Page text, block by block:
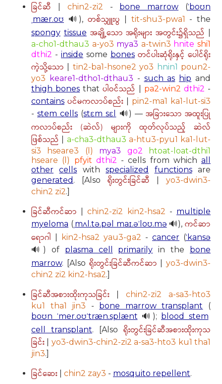
ခြင်ဆီ chin2-zi2 - bone marrow (ˈboʊn
ˌmær.oʊ 🔊),တစ်သျှူးပွ tit-shu3-pwa1 - the
spongy tissue အချို့သော အရိုးများ အတွင်း၌ရှိသည်
a-cho1-dthau3 a-yo3 mya3 a-twin3 hnite shi1
dthi2 - inside some bones တင်ပါးဆုံရိုးနှင့် ပေါင်ရိုး
ကဲ့သို့သော
tin2-ba1-hsone2 yo3 hnin1 poun2-
yo3
keare1-dtho1-dthau3 - such as hip and
thigh bones thatပါဝင်သည် pa2-win2 dthi2 -
contains ပင်မကလာပ်စည်း
pin2-ma1 ka1-lut-si3
-stem cells (stɛm sɛl 🔊) — အခြားသော အထူးပြု
ကလာပ်စည်း (ဆဲလ်) များကို ထုတ်လုပ်သည့် ဆဲလ်
ဖြစ်သည်
a-cha3-dthau3 a-htu3-pyu1 ka1-lut-
si3 hseare3 (l)
mya3 go2
htoat-loat-dthi1
hseare (l)
pfyit dthi2 - cells from which all
other
cells withspecialized functionsare
generated . [Also ရိုးတွင်းခြင်ဆီ
yo3-dwin3-
chin2 zi2.]
ခြင်ဆီကင်ဆာ |chin2-zi2 kin2-hsa2 - multiple
myeloma (ˌmʌl.tə.pəl maɪ.əˈloʊ.mə 🔊),ကင်ဆာ
ရောဂါ
kin2-hsa2 yau3-ga2 - cancer (ˈkansə
🔊) of plasma cell primarily in the bone
marrow. [Also ရိုးတွင်းခြင်ဆီကင်ဆာ
yo3-dwin3-
chin2 zi2 kin2-hsa2.]
ခြင်ဆီအစားထိုးကုသခြင်း
chin2-zi2 a-sa3-hto3
ku1 tha1 jin3 - bone marrow transplant (
boʊn ˈmer.oʊˈtræn.splænt 🔊); blood stem
cell transplant. [Also ရိုးတွင်းခြင်ဆီအစားထိုးကုသ
ခြင်း
yo3-dwin3-chin2-zi2 a-sa3-hto3 ku1 tha1
jin3.]
ခြင်ဆေး chin2 zay3 - mosquito repellent.